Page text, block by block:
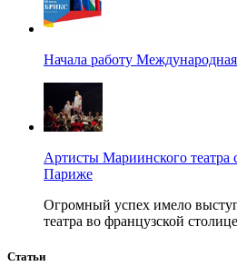
Начала работу
Артисты Мариинского
Париже
Огромный успех имело
театра во французской
Статьи